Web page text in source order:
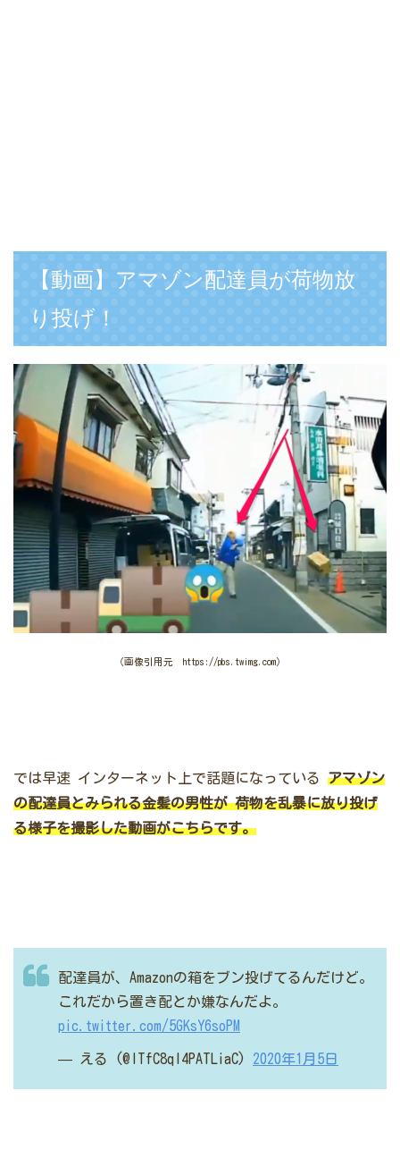
【動画】アマゾン配達員が荷物放
り投げ！
（画像引用元 https://pbs.twimg.com）
では早速 インターネット上で話題になっている
アマゾン
の配達員とみられる金髪の男性が荷物を乱暴に放り投げ
る様子を撮影した動画がこちらです。
配達員が、Amazonの箱をブン投げてるんだけど。
これだから置き配とか嫌なんだよ。
pic.twitter.com/5GKsY6soPM
— える (@lTfC8qI4PATLiaC) 2020年1月5日